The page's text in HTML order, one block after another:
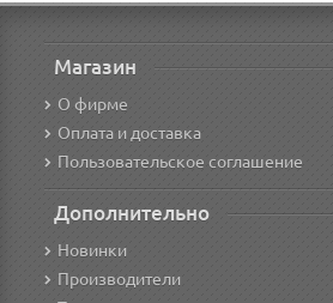
Магазин
О фирме
Оплата и доставка
Пользовательское соглашение
Дополнительно
Новинки
Производители